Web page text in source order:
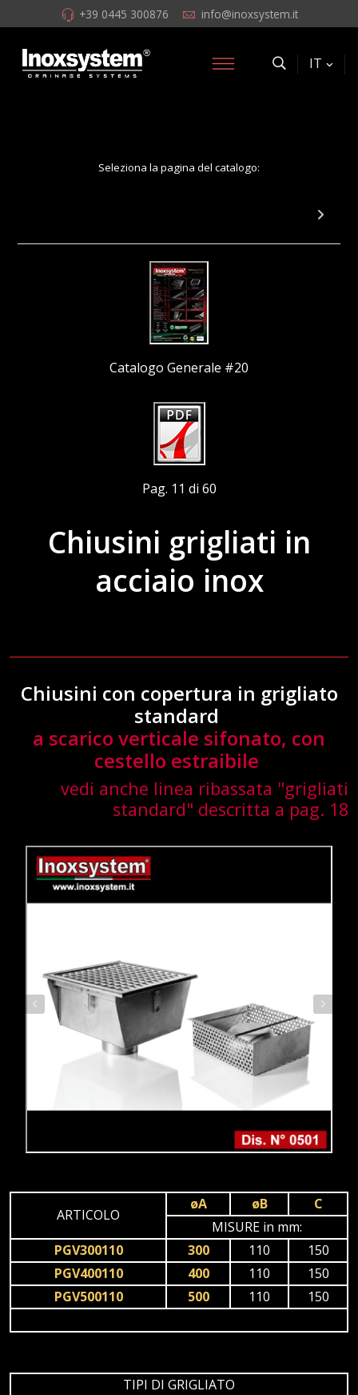
+39 0445 300876 info@inoxsystem.it
IT
Seleziona la pagina del catalogo:
Catalogo Generale #20
Pag. 11 di 60
Chiusini grigliati in
acciaio inox
Chiusini con copertura in grigliato
standard
a scarico verticale sifonato, con
cestello estraibile
vedi anche linea ribassata "grigliati
standard" descritta a pag. 18
ARTICOLO
øA øB
C
MISURE in mm:
PGV300110
300 110
150
PGV400110
400 110
150
PGV500110
500 110 150
TIPI DI GRIGLIATO